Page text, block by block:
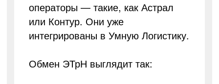
операторы — такие, как Астрал
или Контур. Они уже
интегрированы в Умную Логистику.
Обмен ЭТрН выглядит так: